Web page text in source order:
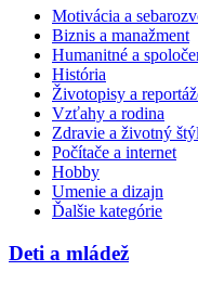
Motivácia a
Biznis a manažment
Humanitné a
História
Životopisy a
Vzťahy a rodina
Zdravie a životný štýl
Počítače a internet
Hobby
Umenie a dizajn
Ďalšie kategórie
Deti a mládež